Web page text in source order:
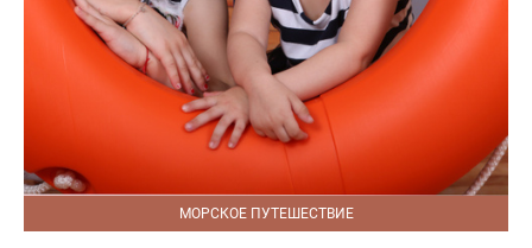
МОРСКОЕ ПУТЕШЕСТВИЕ